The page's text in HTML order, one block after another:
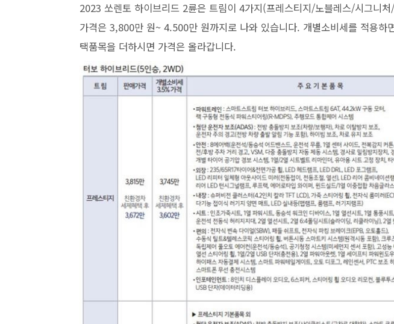
2023 쏘렌토 하이브리드 2륜은 트림이 4가지(프레스티지/노블레스/시그니
가격은 3,800만 원~ 4.500만 원까지로 나와 있습니다. 개별소비세를 적용하
택품목을 더하시면 가격은 올라갑니다.